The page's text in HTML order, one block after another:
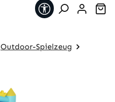
Werkzeugleiste
Outdoor-Spielzeug